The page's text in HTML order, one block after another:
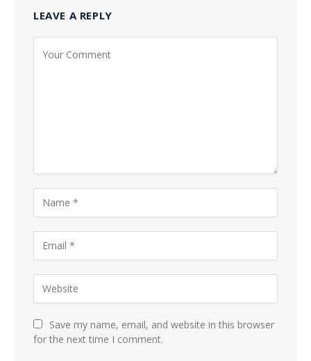
LEAVE A REPLY
Save my name, email, and website in this browser
for the next time I comment.